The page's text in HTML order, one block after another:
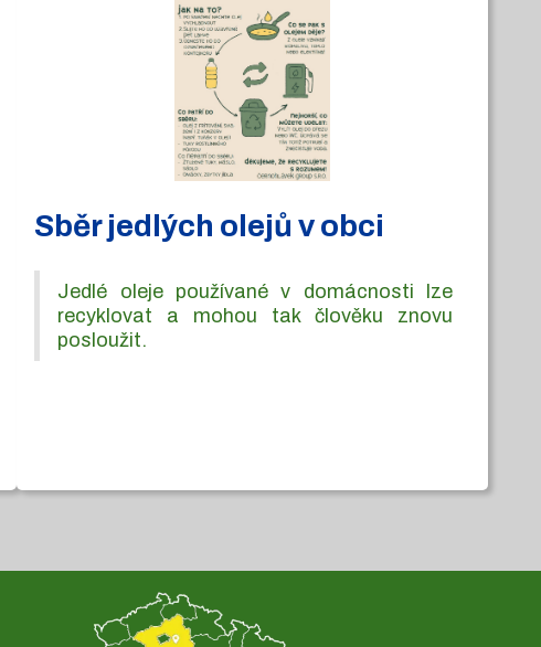
Sběr jedlých olejů v obci
Jedlé oleje používané v domácnosti lze
recyklovat a mohou tak člověku znovu
posloužit.